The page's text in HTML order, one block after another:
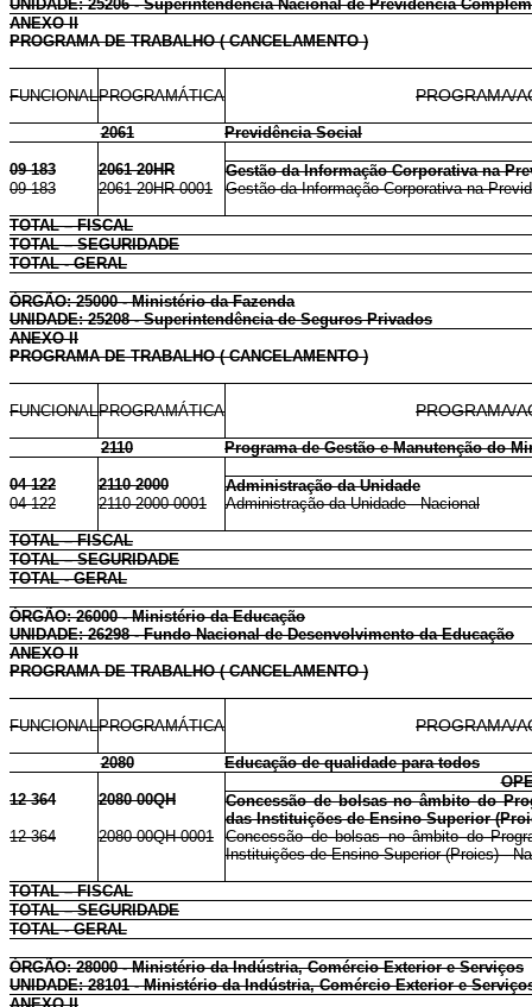
UNIDADE: 25206 - Superintendência Nacional de Previdência
ANEXO II
PROGRAMA DE TRABALHO ( CANCELAMENTO )
FUNCIONALPROGRAMÁTICA PROGRAMA/
2061 Previdência Social
09 183 2061 20HR
Gestão da Informação Corporativa na
09 183
2061 20HR 0001 Gestão da Informação Corporativa na
TOTAL – FISCAL
TOTAL – SEGURIDADE
TOTAL - GERAL
ÓRGÃO: 25000 - Ministério da Fazenda
UNIDADE: 25208 - Superintendência de Seguros Privados
ANEXO II
PROGRAMA DE TRABALHO ( CANCELAMENTO )
FUNCIONALPROGRAMÁTICA PROGRAMA/
2110 Programa de Gestão e Manutenção do
04 122 2110 2000
Administração da Unidade
04 122
2110 2000 0001 Administração da Unidade - Nacional
TOTAL – FISCAL
TOTAL – SEGURIDADE
TOTAL - GERAL
ÓRGÃO: 26000 - Ministério da Educação
UNIDADE: 26298 - Fundo Nacional de Desenvolvimento da Educação
ANEXO II
PROGRAMA DE TRABALHO ( CANCELAMENTO )
FUNCIONALPROGRAMÁTICA PROGRAMA/
2080
Educação de qualidade para todos
12 364
2080 00QH
Concessão de bolsas no âmbito do
das Instituições de Ensino Superior
12 364
2080 00QH 0001
Concessão de bolsas no âmbito do
Instituições de Ensino Superior (Proies) -
TOTAL – FISCAL
TOTAL – SEGURIDADE
TOTAL - GERAL
ÓRGÃO: 28000 - Ministério da Indústria, Comércio Exterior e Serviços
UNIDADE: 28101 - Ministério da Indústria, Comércio Exterior e